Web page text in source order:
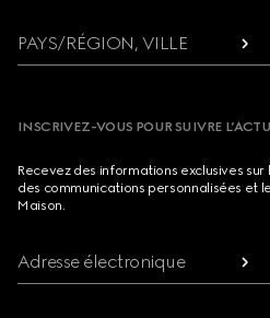
PAYS/RÉGION, VILLE
INSCRIVEZ-VOUS POUR SUIVRE
Recevez des informations exclusives
des communications personnalisées et
Maison.
Adresse électronique